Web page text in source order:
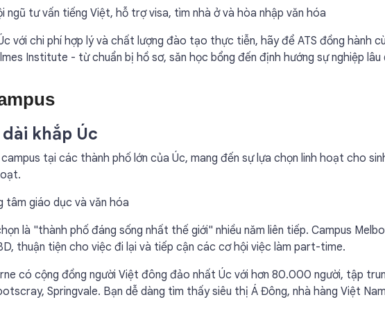
ngũ tư vấn tiếng Việt, hỗ trợ visa, tìm nhà ở và hòa nhập văn hóa
với chi phí hợp lý và chất lượng đào tạo thực tiễn, hãy để ATS đồng hành
Institute - từ chuẩn bị hồ sơ, săn học bổng đến định hướng sự nghiệp lâu
khắp Úc
tại các thành phố lớn của Úc, mang đến sự lựa chọn linh hoạt cho
tâm giáo dục và văn hóa
là "thành phố đáng sống nhất thế giới" nhiều năm liên tiếp. Campus
thuận tiện cho việc đi lại và tiếp cận các cơ hội việc làm part-time.
có cộng đồng người Việt đông đảo nhất Úc với hơn 80.000 người, tập
Springvale. Bạn dễ dàng tìm thấy siêu thị Á Đông, nhà hàng Việt